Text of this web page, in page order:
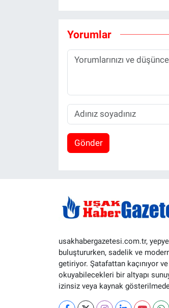
Yorumlar
Gönder
usakhabergazetesi.com.tr,
buluştururken, sadelik ve
getiriyor. Şatafattan kaçınıyor
okuyabilecekleri bir altyapı
izinsiz veya kaynak